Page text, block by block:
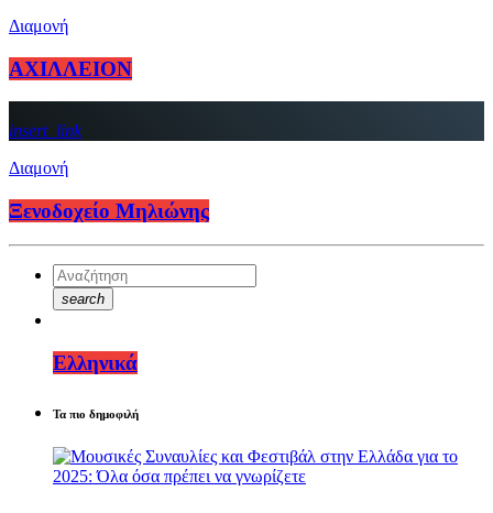
Διαμονή
ΑΧΙΛΛΕΙΟΝ
insert_link
Διαμονή
Ξενοδοχείο Μηλιώνης
search
Ελληνικά
Τα πιο δημοφιλή